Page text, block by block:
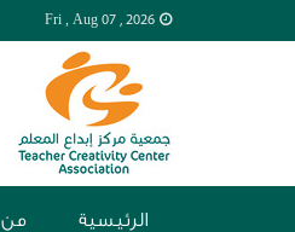
Fri , Aug 07 , 2026
الرئيسية